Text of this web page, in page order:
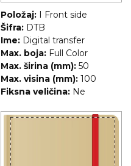
Položaj: I Front side
Šifra: DTB
Ime: Digital transfer
Max. boja: Full Color
Max. širina (mm): 50
Max. visina (mm): 100
Fiksna veličina: Ne